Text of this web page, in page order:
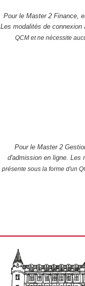
Pour le Master 2 Finance,
Les modalités de
QCM et ne nécessite
Pour le Master 2
d'admission en ligne. Les
présente sous la forme d'un